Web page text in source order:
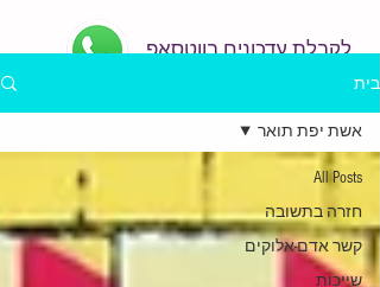
לקבלת עדכונים בווטסאפ
בית
All Posts
חזרה בתשובה
קשר אדם-אלוקים
שייכות
אשת יפת תואר